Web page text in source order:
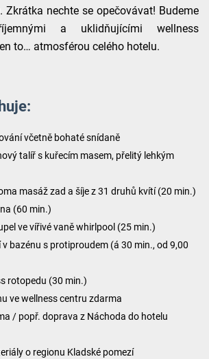
Zkrátka nechte se opečovávat! Budeme
a uklidňujícími wellness
to… atmosférou celého hotelu.
včetně bohaté snídaně
talíř s kuřecím masem, přelitý lehkým
masáž zad a šíje z 31 druhů kvítí (20 min.)
(60 min.)
ve vířivé vaně whirlpool (25 min.)
bazénu s protiproudem (á 30 min., od 9,00
rotopedu (30 min.)
ve wellness centru zdarma
/ popř. doprava z Náchoda do hotelu
o regionu Kladské pomezí